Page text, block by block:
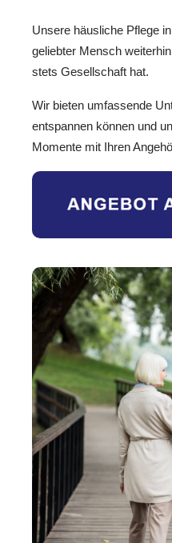
Unsere häusliche Pflege
geliebter Mensch
stets Gesellschaft hat.
Wir bieten umfassende
entspannen können und
Momente mit Ihren